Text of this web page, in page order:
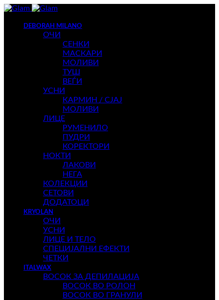
DEBORAH MILANO
ОЧИ
СЕНКИ
МАСКАРИ
МОЛИВИ
ТУШ
ВЕЃИ
УСНИ
КАРМИН / СЈАЈ
МОЛИВИ
ЛИЦЕ
РУМЕНИЛО
ПУДРИ
КОРЕКТОРИ
НОКТИ
ЛАКОВИ
НЕГА
КОЛЕКЦИИ
СЕТОВИ
ДОДАТОЦИ
KRYOLAN
ОЧИ
УСНИ
ЛИЦЕ И ТЕЛО
СПЕЦИЈАЛНИ ЕФЕКТИ
ЧЕТКИ
ITALWAX
ВОСОК ЗА ДЕПИЛАЦИЈА
ВОСОК ВО РОЛОН
ВОСОК ВО ГРАНУЛИ